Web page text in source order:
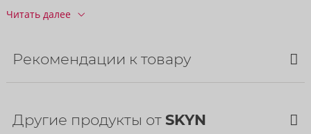
Страна происхождения:
Читать далее
Рекомендации к товару
Другие продукты от SKYN